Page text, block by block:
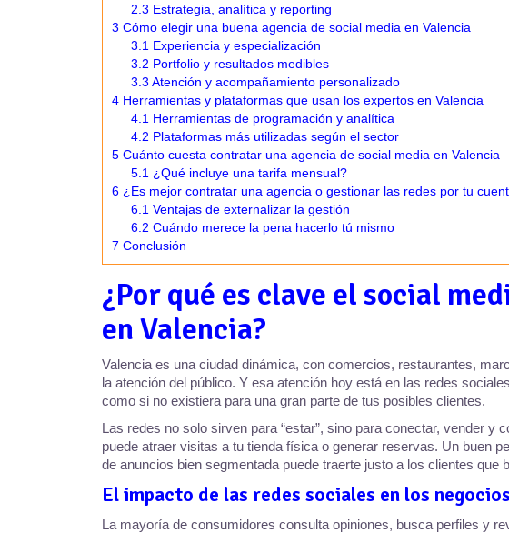
2.3 Estrategia, analítica y reporting
3 Cómo elegir una buena agencia de social media en Valencia
3.1 Experiencia y especialización
3.2 Portfolio y resultados medibles
3.3 Atención y acompañamiento personalizado
4 Herramientas y plataformas que usan los expertos en Valencia
4.1 Herramientas de programación y analítica
4.2 Plataformas más utilizadas según el sector
5 Cuánto cuesta contratar una agencia de social media en Valencia
5.1 ¿Qué incluye una tarifa mensual?
6 ¿Es mejor contratar una agencia o gestionar las redes por tu
6.1 Ventajas de externalizar la gestión
6.2 Cuándo merece la pena hacerlo tú mismo
7 Conclusión
¿Por qué es clave el social
en Valencia?
Valencia es una ciudad dinámica, con comercios, restaurantes,
la atención del público. Y esa atención hoy está en las redes
como si no existiera para una gran parte de tus posibles clientes.
Las redes no solo sirven para “estar”, sino para conectar, vender y
puede atraer visitas a tu tienda física o generar reservas. Un buen
de anuncios bien segmentada puede traerte justo a los clientes que
El impacto de las redes sociales en los
La mayoría de consumidores consulta opiniones, busca perfiles y